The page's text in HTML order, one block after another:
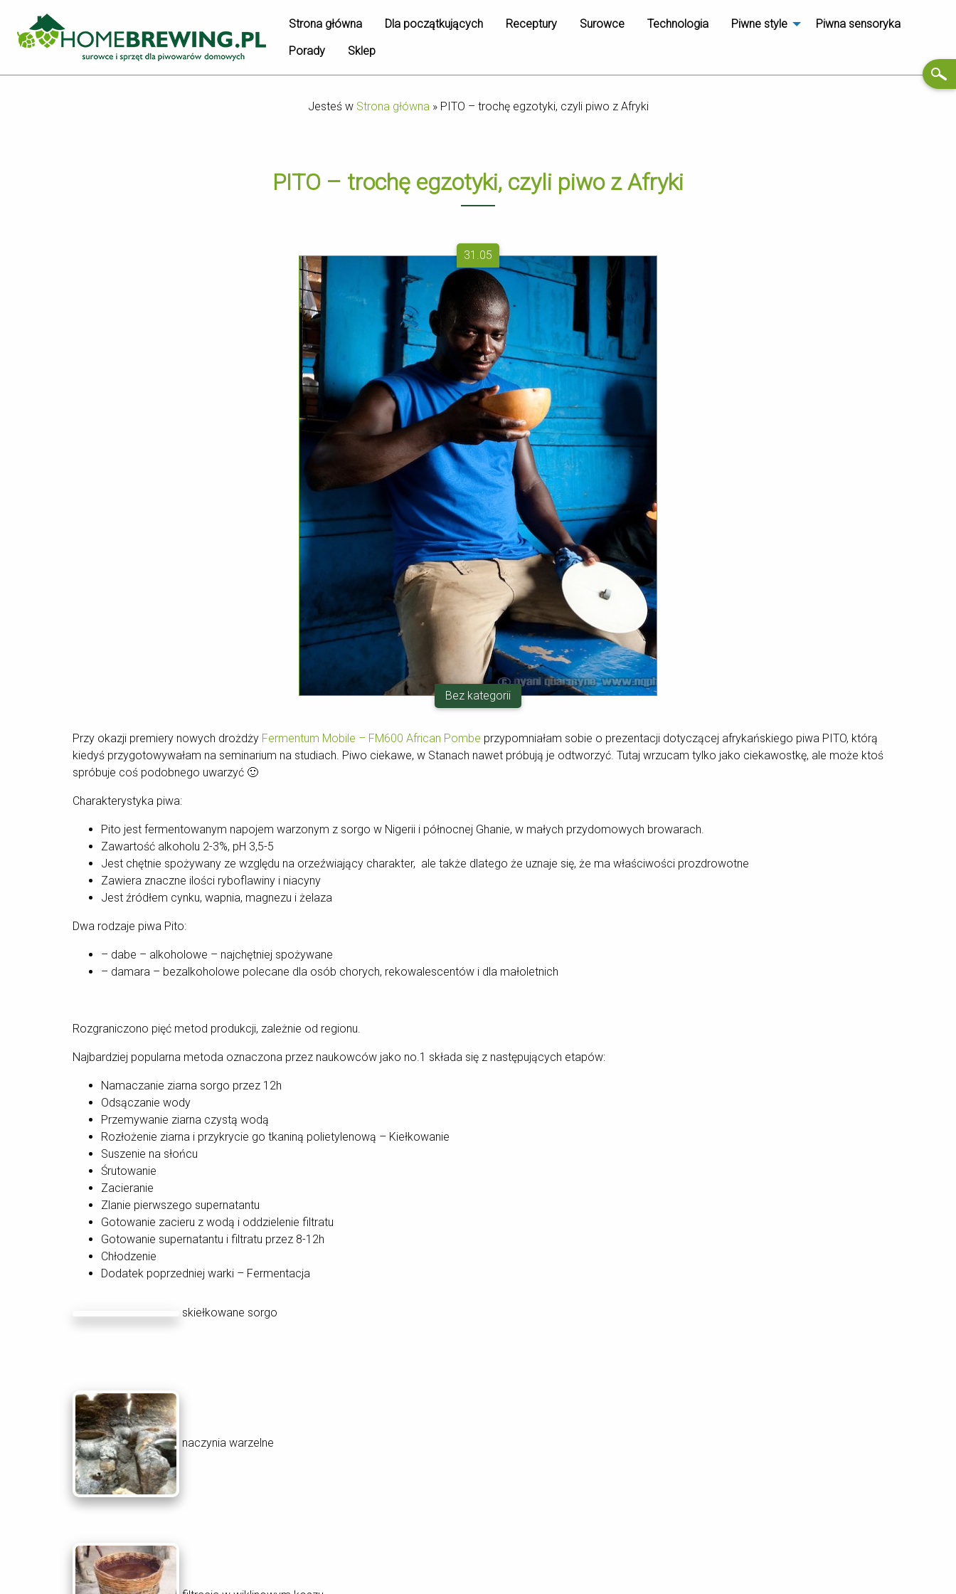
Strona główna Dla początkujących Receptury Surowce Technologia Piwne style Piwna sensoryka
Porady Sklep
Jesteś w Strona główna» PITO – trochę egzotyki, czyli piwo z Afryki
PITO – trochę egzotyki, czyli piwo z Afryki
31.05
Bez kategorii
Przy okazji premiery nowych drożdży Fermentum Mobile – FM600 African Pombe przypomniałam sobie o prezentacji dotyczącej afrykańskiego piwa PITO, którą
kiedyś przygotowywałam na seminarium na studiach. Piwo ciekawe, w Stanach nawet próbują je odtworzyć. Tutaj wrzucam tylko jako ciekawostkę, ale może ktoś
spróbuje coś podobnego uwarzyć 🙂
Charakterystyka piwa:
Pito jest fermentowanym napojem warzonym z sorgo w Nigerii i północnej Ghanie, w małych przydomowych browarach.
Zawartość alkoholu 2-3%, pH 3,5-5
Jest chętnie spożywany ze względu na orzeźwiający charakter, ale także dlatego że uznaje się, że ma właściwości prozdrowotne
Zawiera znaczne ilości ryboflawiny i niacyny
Jest źródłem cynku, wapnia, magnezu i żelaza
Dwa rodzaje piwa Pito:
– dabe – alkoholowe – najchętniej spożywane
– damara – bezalkoholowe polecane dla osób chorych, rekowalescentów i dla małoletnich
Rozgraniczono pięć metod produkcji, zależnie od regionu.
Najbardziej popularna metoda oznaczona przez naukowców jako no.1 składa się z następujących etapów:
Namaczanie ziarna sorgo przez 12h
Odsączanie wody
Przemywanie ziarna czystą wodą
Rozłożenie ziarna i przykrycie go tkaniną polietylenową – Kiełkowanie
Suszenie na słońcu
Śrutowanie
Zacieranie
Zlanie pierwszego supernatantu
Gotowanie zacieru z wodą i oddzielenie filtratu
Gotowanie supernatantu i filtratu przez 8-12h
Chłodzenie
Dodatek poprzedniej warki – Fermentacja
skiełkowane sorgo
naczynia warzelne